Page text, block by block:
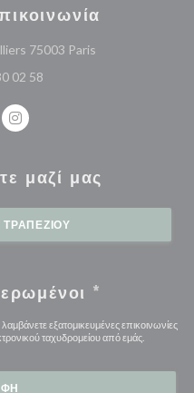
75003 Paris((ανοίγει σε νέο
02 58
((ανοίγει σε νέο
Instagram ((ανοίγει σε νέο
μαζί μας
*
εξατομικευμένες επικοινωνίες
ταχυδρομείου από εμάς.